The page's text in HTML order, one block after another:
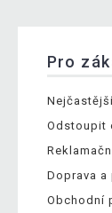
Pro
Odstoupit
Doprava a
Obchodní